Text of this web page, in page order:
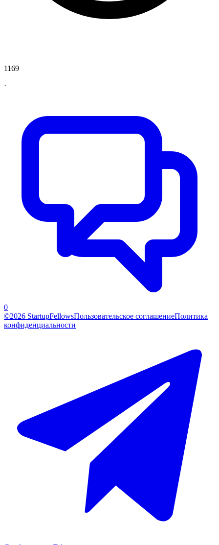
1169
·
0
©2026 StartupFellowsПользовательское соглашениеПолитика
конфиденциальности